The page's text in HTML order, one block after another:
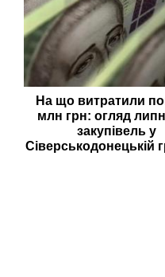
На що витратили
млн грн: огляд
закупівель у
Сіверськодонецькій